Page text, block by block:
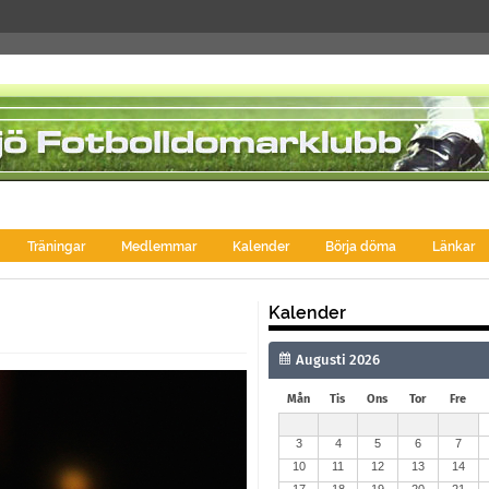
Träningar Medlemmar Kalender Börja döma Länkar
Kalender
Mån Tis Ons Tor Fre
3 4 5 6
7
10
11 12 13
14